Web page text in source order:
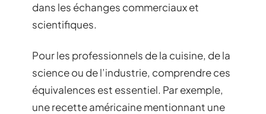
dans les échanges commerciaux et
scientifiques.
Pour les professionnels de la cuisine, de la
science ou de l’industrie, comprendre ces
équivalences est essentiel. Par exemple,
une recette américaine mentionnant une